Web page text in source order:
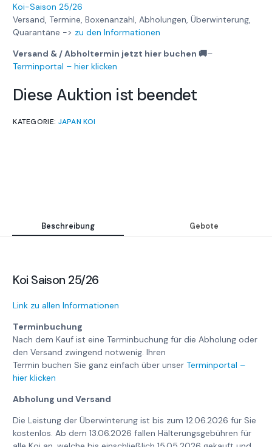
Koi-Saison 25/26
Versand, Termine, Boxenanzahl, Abholungen, Überwinterung,
Quarantäne -> zu den Informationen
Versand & / Abholtermin jetzt hier buchen 🚚–
Terminportal – hier klicken
Diese Auktion ist beendet
KATEGORIE: JAPAN KOI
Beschreibung Gebote
Koi Saison 25/26
Link zu allen Informationen
Terminbuchung
Nach dem Kauf ist eine Terminbuchung für die Abholung oder
den Versand zwingend notwenig. Ihren
Termin buchen Sie ganz einfach über unserTerminportal –
hier klicken
Abholung und Versand
Die Leistung der Überwinterung ist bis zum 12.06.2026 für Sie
kostenlos. Ab dem 13.06.2026 fallen Hälterungsgebühren für